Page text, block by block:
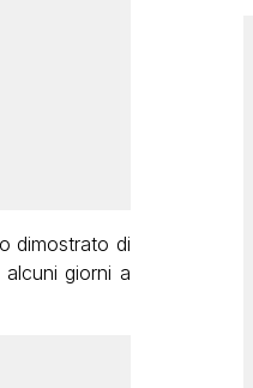
dimostrato di
giorni a